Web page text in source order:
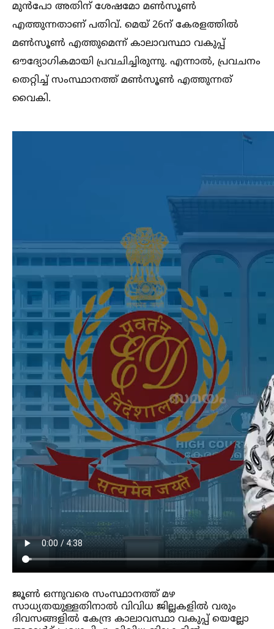
മുൻപോ അതിന് ശേഷമോ മണ്‍സൂണ്‍
എത്തുന്നതാണ് പതിവ്. മെയ് 26ന് കേരളത്തില്‍
മണ്‍സൂണ്‍ എത്തുമെന്ന് കാലാവസ്ഥാ വകുപ്പ്
ഔദ്യോഗികമായി പ്രവചിച്ചിരുന്നു. എന്നാല്‍, പ്രവചനം
തെറ്റിച്ച്‌ സംസ്ഥാനത്ത് മണ്‍സൂണ്‍ എത്തുന്നത്
വൈകി.
ജൂണ്‍ ഒന്നുവരെ സംസ്ഥാനത്ത് മഴ
സാധ്യതയുള്ളതിനാല്‍ വിവിധ ജില്ലകളില്‍ വരും
ദിവസങ്ങളില്‍ കേന്ദ്ര കാലാവസ്ഥാ വകുപ്പ് യെല്ലോ